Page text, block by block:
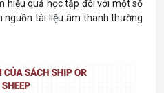
hiệu quả học tập đối với một số
nguồn tài liệu âm thanh thường